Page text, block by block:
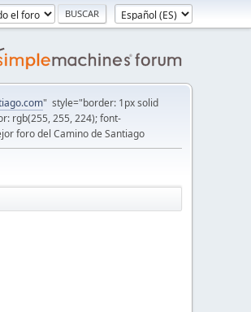
" style="border: 1px solid
rgb(255, 255, 224); font-
foro del Camino de Santiago